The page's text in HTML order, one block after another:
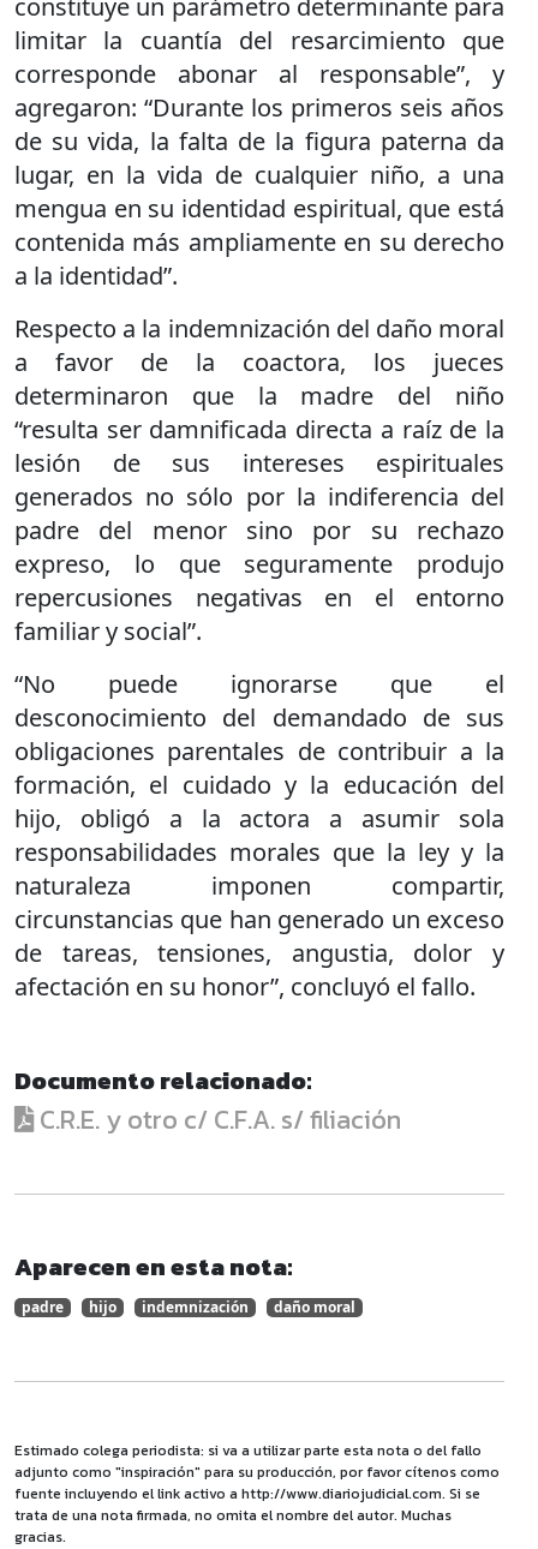
limitar la cuantía del resarcimiento que
corresponde abonar al responsable”, y
agregaron: “Durante los primeros seis años
de su vida, la falta de la figura paterna da
lugar, en la vida de cualquier niño, a una
mengua en su identidad espiritual, que está
contenida más ampliamente en su derecho
a la identidad”.
Respecto a la indemnización del daño moral
a favor de la coactora, los jueces
determinaron que la madre del niño
“resulta ser damnificada directa a raíz de la
lesión de sus intereses espirituales
generados no sólo por la indiferencia del
padre del menor sino por su rechazo
expreso, lo que seguramente produjo
repercusiones negativas en el entorno
familiar y social”.
“No puede ignorarse que el
desconocimiento del demandado de sus
obligaciones parentales de contribuir a la
formación, el cuidado y la educación del
hijo, obligó a la actora a asumir sola
responsabilidades morales que la ley y la
naturaleza imponen compartir,
circunstancias que han generado un exceso
de tareas, tensiones, angustia, dolor y
afectación en su honor”, concluyó el fallo.
Documento relacionado:
C.R.E. y otro c/ C.F.A. s/ filiación
Aparecen en esta nota:
padre hijo indemnización daño moral
Estimado colega periodista: si va a utilizar parte esta nota o del fallo
adjunto como "inspiración" para su producción, por favor cítenos como
fuente incluyendo el link activo a http://www.diariojudicial.com. Si se
trata de una nota firmada, no omita el nombre del autor. Muchas
gracias.